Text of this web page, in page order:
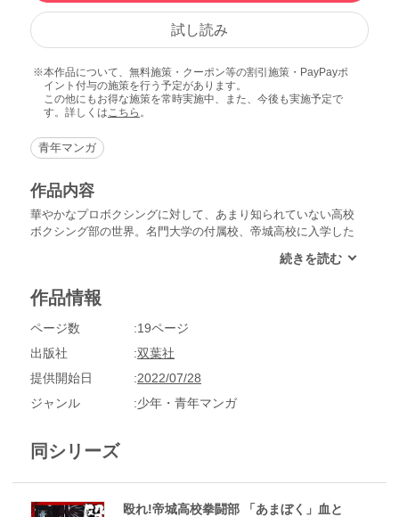
試し読み
本作品について、無料施策・クーポン等の割引施策・PayPayポ
イント付与の施策を行う予定があります。
この他にもお得な施策を常時実施中、また、今後も実施予定で
す。詳しくはこちら 。
青年マンガ
作品内容
華やかなプロボクシングに対して、あまり知られていない高校
ボクシング部の世界。名門大学の付属校、帝城高校に入学した
に入部することに。生来の負けん気を武器に、一人の少年が理
ー。
作品情報
ページ数
19ページ
出版社
双葉社
提供開始日
2022/07/28
ジャンル
少年・青年マンガ
同シリーズ
殴れ!帝城高校拳闘部 「あまぼく」血と